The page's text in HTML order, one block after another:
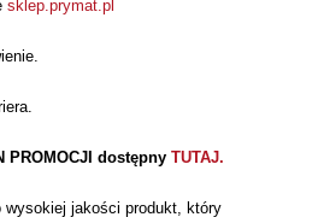
sklep.prymat.pl
PROMOCJI dostępny TUTAJ.
wysokiej jakości produkt, który